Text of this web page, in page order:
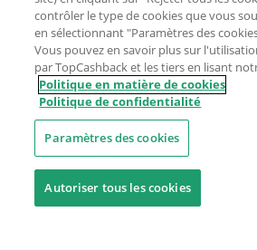
contrôler le type de cookies que vous
en sélectionnant "Paramètres des
Vous pouvez en savoir plus sur
par TopCashback et les tiers en lisant
Politique en matière de cookies
Politique de confidentialité
Paramètres des cookies
Autoriser tous les cookies